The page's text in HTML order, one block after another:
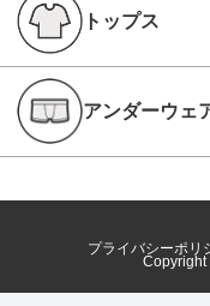
トップス
アンダーウェ
プライバシーポリ
Copyright